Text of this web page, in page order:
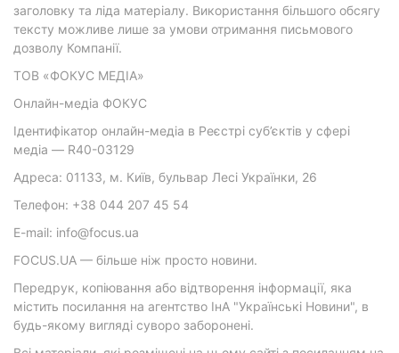
заголовку та ліда матеріалу. Використання більшого обсягу
тексту можливе лише за умови отримання письмового
дозволу Компанії.
ТОВ «ФОКУС МЕДІА»
Онлайн-медіа ФОКУС
Ідентифікатор онлайн-медіа в Реєстрі суб’єктів у сфері
медіа — R40-03129
Адреса: 01133, м. Київ, бульвар Лесі Українки, 26
Телефон: +38 044 207 45 54
E-mail: info@focus.ua
FOCUS.UA — більше ніж просто новини.
Передрук, копіювання або відтворення інформації, яка
містить посилання на агентство ІнА "Українські Новини", в
будь-якому вигляді суворо заборонені.